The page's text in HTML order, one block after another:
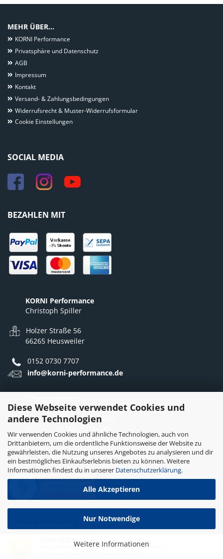
Diese Webseite verwendet Cookies und
andere Technologien
Wir verwenden Cookies und ähnliche Technologien, auch von
Drittanbietern, um die ordentliche Funktionsweise der Website zu
gewährleisten, die Nutzung unseres Angebotes zu analysieren und dir
ein bestmögliches Einkaufserlebnis bieten zu können. Weitere
Informationen findest du in unserer Datenschutzerklärung.
Alle Akzeptieren
Nur Notwendige
Weitere Informationen
MEHR ÜBER...
KORNI Performance
Privatsphäre und Datenschutz
AGB
Impressum
Kontakt
Versand- & Zahlungsbedingungen
Widerrufsrecht & Muster-Widerrufsformular
Cookie Einstellungen
SOCIAL MEDIA
BEZAHLEN MIT
KORNI Performance
Christoph Spiller
Holzer Straße 56
66265 Heusweiler
0152 0730 7707
info@korni-performance.de
Mo - Do: 10:00 - 12:00 Uhr
12:30 - 16:30 Uhr
12:30 - 15:30 Uhr
(4.68 / 5)
Bewertungen bei: google.com, shopvote.de ⓘ